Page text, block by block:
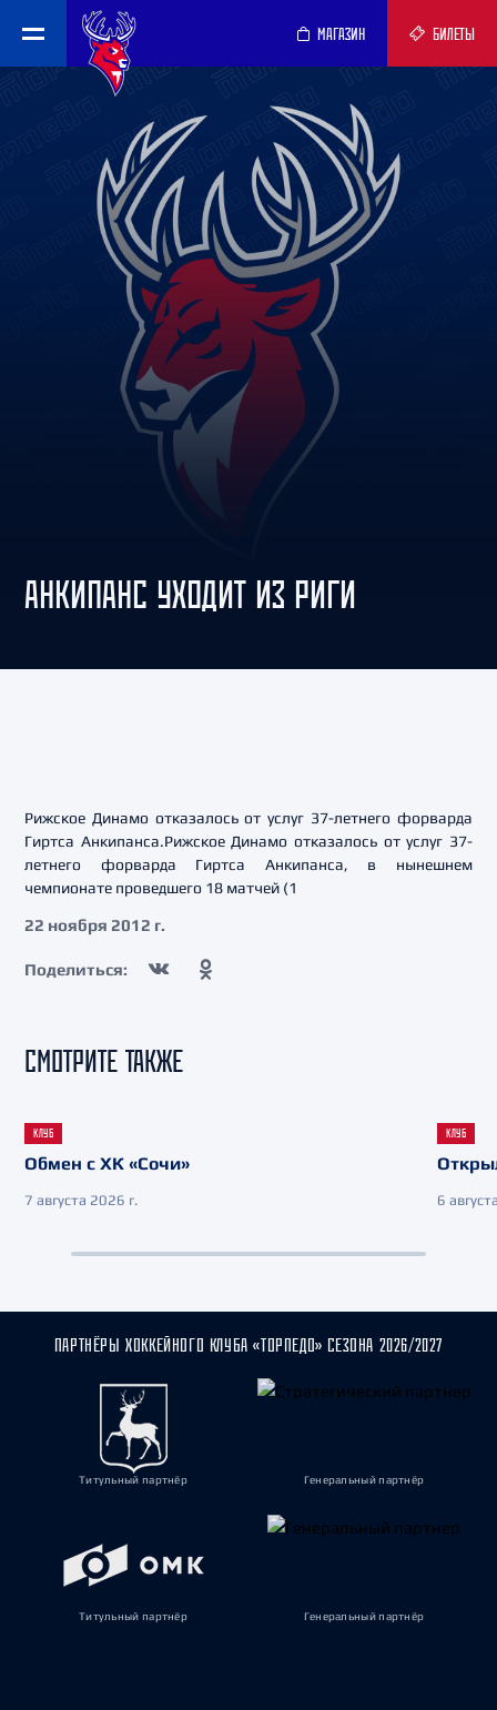
МАГАЗИН БИЛЕТЫ
АНКИПАНС УХОДИТ ИЗ РИГИ
Рижское Динамо отказалось от услуг 37-летнего форварда
Гиртса Анкипанса.Рижское Динамо отказалось от услуг 37-
летнего форварда Гиртса Анкипанса, в нынешнем
чемпионате проведшего 18 матчей (1
22 ноября 2012 г.
Поделиться:
СМОТРИТЕ ТАКЖЕ
КЛУБ
Обмен с ХК «Сочи»
7 августа 2026 г.
КЛУБ
6
ПАРТНЁРЫ ХОККЕЙНОГО КЛУБА «ТОРПЕДО» СЕЗОНА 2026/2027
Титульный партнёр Генеральный партнёр
Титульный партнёр Генеральный партнёр